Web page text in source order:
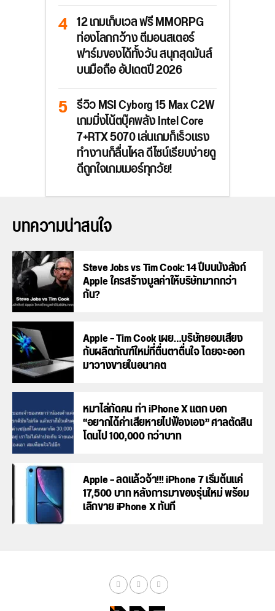
12 เกมเก็บเวล ฟรี MMORPG
ท่องโลกกว้าง ตีมอนสเตอร์
ฟาร์มของได้ทั้งวัน สนุกสุดมันส์
บนมือถือ อัปเดตปี 2026
รีวิว MSI Cyborg 15 Max C2W
เกมมิ่งโน้ตบุ๊คพลัง Intel Core
7+RTX 5070 เล่นเกมก็เร็วแรง
ทำงานก็ลื่นไหล ดีไซน์เรียบง่ายดู
ดีถูกใจเกมเมอร์ทุกวัย!
บทความน่าสนใจ
Steve Jobs vs Tim Cook: 14 ปีบนบังลังก์
Apple ใครสร้างมูลค่าให้บริษัทมากกว่า
กัน?
Apple – Tim Cook เผย…บริษัทยอมเสี่ยง
กับผลิตภัณฑ์ใหม่ที่ตื่นตาตื่นใจ โดยจะออก
มาวางขายในอนาคต
หมาไล่กัดคน ทำ iPhone X แตก บอก
“อยากได้ค่าเสียหายไปฟ้องเอง” ศาลตัดสิน
โดนไป 100,000 กว่าบาท
Apple – ลดแล้วจ้า!!! iPhone 7 เริ่มต้นแค่
17,500 บาท หลังการมาของรุ่นใหม่ พร้อม
เลิกขาย iPhone X ทันที